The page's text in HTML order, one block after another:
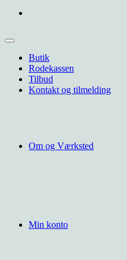
Butik
Rodekassen
Tilbud
Kontakt og tilmelding
Om og Værksted
Min konto